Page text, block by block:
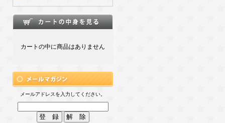
カートの中に商品はありません
メールアドレスを入力してください。